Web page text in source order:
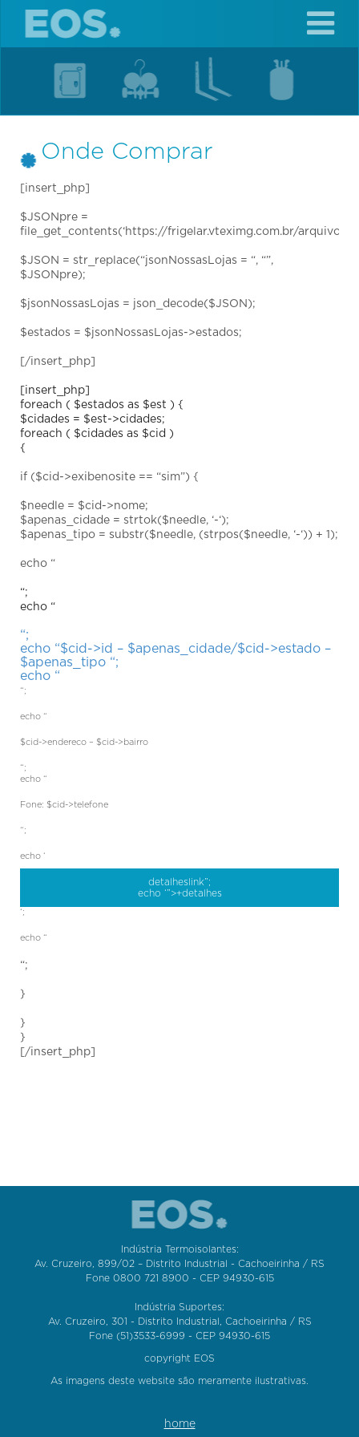
Onde Comprar
[insert_php]
$JSONpre =
file_get_contents(‘https://frigelar.vteximg.com.br/arquivos/
$JSON = str_replace(“jsonNossasLojas = “, “”,
$JSONpre);
$jsonNossasLojas = json_decode($JSON);
$estados = $jsonNossasLojas->estados;
[/insert_php]
[insert_php]
foreach ( $estados as $est ) {
$cidades = $est->cidades;
foreach ( $cidades as $cid )
{
if ($cid->exibenosite == “sim”) {
$needle = $cid->nome;
$apenas_cidade = strtok($needle, ‘-‘);
$apenas_tipo = substr($needle, (strpos($needle, ‘-‘)) + 1);
echo “
“;
echo “
“;
echo “$cid->id – $apenas_cidade/$cid->estado –
$apenas_tipo “;
echo “
“;
echo “
$cid->endereco – $cid->bairro
“;
echo “
Fone: $cid->telefone
“;
echo ‘
detalheslink”;
echo ‘”>+detalhes
‘;
echo “
“;
}
}
}
[/insert_php]
Indústria Termoisolantes:
Av. Cruzeiro, 899/02 – Distrito Industrial - Cachoeirinha / RS
Fone 0800 721 8900 - CEP 94930-615
Indústria Suportes:
Av. Cruzeiro, 301 - Distrito Industrial, Cachoeirinha / RS
Fone (51)3533-6999 - CEP 94930-615
copyright EOS
As imagens deste website são meramente ilustrativas.
home